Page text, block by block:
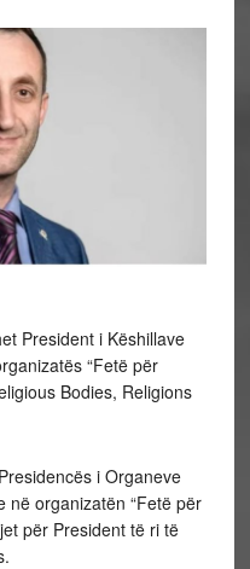
President i Këshillave
“Fetë për
Bodies, Religions
i Organeve
në organizatën “Fetë për
për President të ri të